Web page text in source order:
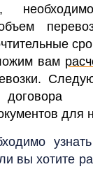
вам
для
вы хотите